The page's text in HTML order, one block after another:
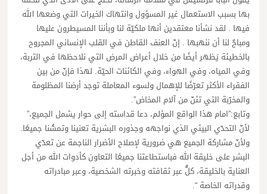
بها بسبب الاستعمال غير المسؤول وانتهاك الخيرات التي وضعها الله
فيها . لقد نشأنا معتقدين أنها ملكيّة لنا وبأننا المسيطرون عليها
ومباحٌ لنا أن ننهبها . إنّ العنف القاطن في القلب الإنساني المجروح
بالخطيئة يَظهر أيضًا من خلال أعراض المرض التي نلاحظها في التربة،
وفي المياه، وفي الهواء، وفي الكائنات الحيّة. لهذا فإنّ من بين
الفقراء الأكثر تعرّضًا للإهمال ولسوء المعاملة توجد أرضنا المظلومة
والمخرّبة التي تئنّ من آلام المخاض”.
وتابع:”امام هذا الواقع المؤلم، دعا قداسته إلى حوار يشمل الجميع،”
لأنّ التحدّي البيئي الذي نواجهه وجذوره البشرية تعنينا وتمسُّنا جميعًا.
ولأنّ مشاركة الجميع هي ضرورية لإصلاح الأضرار الناجمة عن تعدّي
البشر على خليقة الله فباستطاعتنا جميعًا التعاون كأدوات الله من أجل
العناية بالخليقة، كلٌّ عبر ثقافته وخبرته الشخصية، وعبر مبادراته
وقدراته الخاصة “.